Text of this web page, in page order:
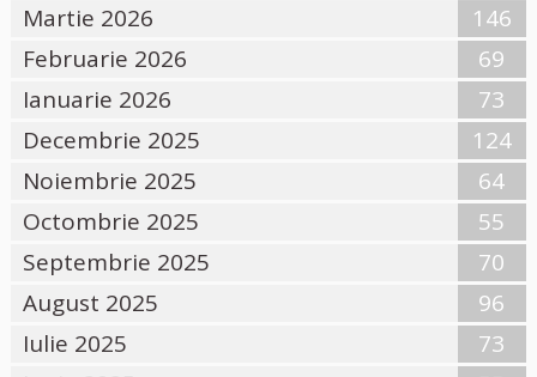
Martie 2026
146
Februarie 2026
69
Ianuarie 2026
73
Decembrie 2025
124
Noiembrie 2025
64
Octombrie 2025
55
Septembrie 2025
70
August 2025
96
Iulie 2025
73